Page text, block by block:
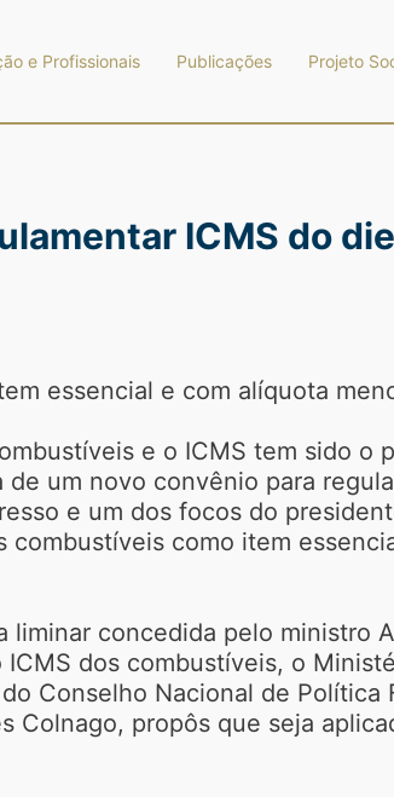
e Profissionais Publicações Projeto
ICMS do
essencial e com alíquota
e o ICMS tem sido o
um novo convênio para
e um dos focos do
como item
liminar concedida pelo ministro
dos combustíveis, o
Conselho Nacional de Política
Colnago, propôs que seja